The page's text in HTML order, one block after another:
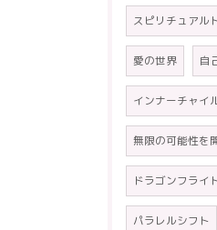
スピリチュアル
愛の世界 自
インナーチャイ
無限の可能性を
ドラゴンフライ
パラレルシフト